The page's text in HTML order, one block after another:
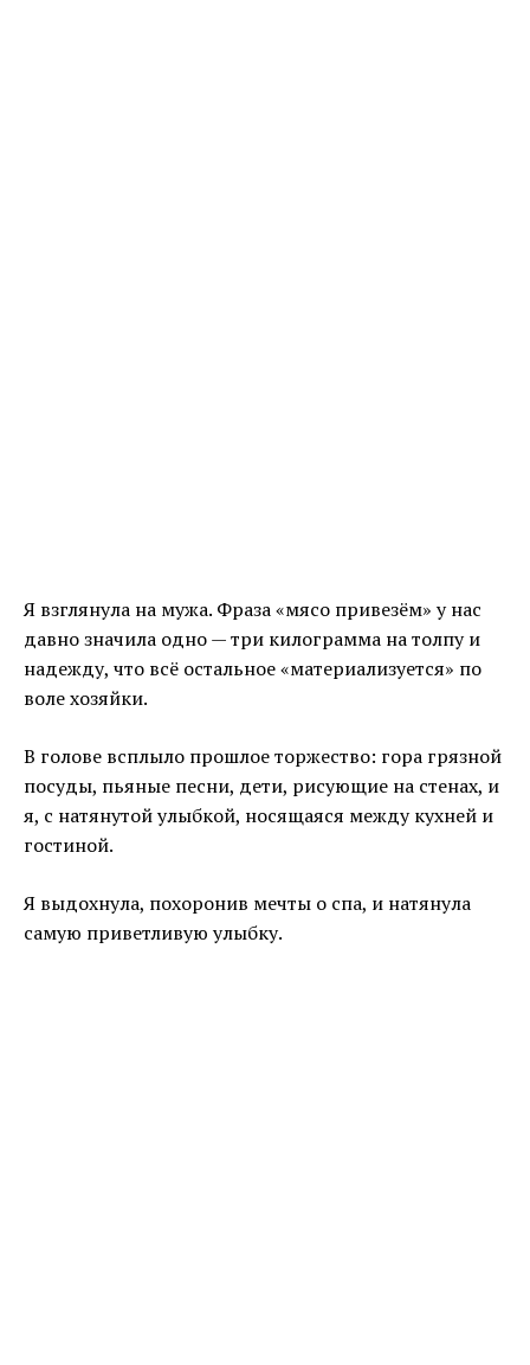
Я взглянула на мужа. Фраза «мясо привезём» у нас
давно значила одно — три килограмма на толпу и
надежду, что всё остальное «материализуется» по
воле хозяйки.
В голове всплыло прошлое торжество: гора грязной
посуды, пьяные песни, дети, рисующие на стенах, и
я, с натянутой улыбкой, носящаяся между кухней и
гостиной.
Я выдохнула, похоронив мечты о спа, и натянула
самую приветливую улыбку.